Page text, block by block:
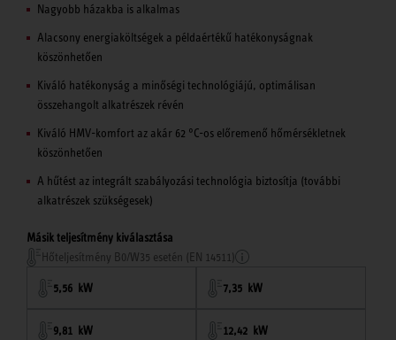
Nagyobb házakba is alkalmas
Alacsony energiaköltségek a példaértékű hatékonyságnak
köszönhetően
Kiváló hatékonyság a minőségi technológiájú, optimálisan
összehangolt alkatrészek révén
Kiváló HMV-komfort az akár 62 °C-os előremenő hőmérsékletnek
köszönhetően
A hűtést az integrált szabályozási technológia biztosítja (további
alkatrészek szükségesek)
Másik teljesítmény kiválasztása
Hőteljesítmény B0/W35 esetén (EN 14511)
5,56 kW 7,35 kW
9,81 kW 12,42 kW